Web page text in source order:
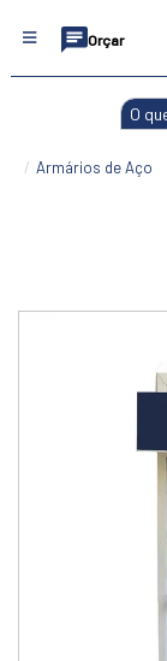
Orçar
Armários de Aço